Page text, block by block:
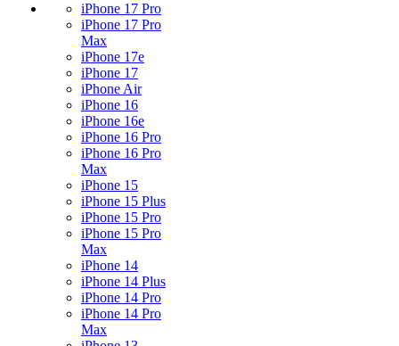
iPhone 17 Pro
iPhone 17 Pro
Max
iPhone 17e
iPhone 17
iPhone Air
iPhone 16
iPhone 16e
iPhone 16 Pro
iPhone 16 Pro
Max
iPhone 15
iPhone 15 Plus
iPhone 15 Pro
iPhone 15 Pro
Max
iPhone 14
iPhone 14 Plus
iPhone 14 Pro
iPhone 14 Pro
Max